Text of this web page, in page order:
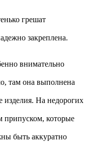
грешат
закреплена.
внимательно
там она выполнена
изделия. На недорогих
припуском, которые
быть аккуратно